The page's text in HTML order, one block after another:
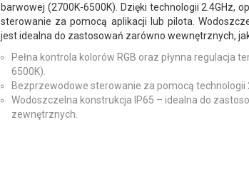
barwowej (2700K-6500K). Dzięki technologii 2.4GHz,
sterowanie za pomocą aplikacji lub pilota.
jest idealna do zastosowań zarówno wewnętrznych,
Pełna kontrola kolorów RGB oraz płynna regulacja
6500K).
Bezprzewodowe sterowanie za pomocą technologii
Wodoszczelna konstrukcja IP65 – idealna do
zewnętrznych.